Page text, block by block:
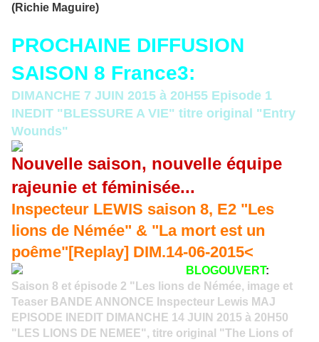
(Richie Maguire)
PROCHAINE DIFFUSION
SAISON 8 France3:
DIMANCHE 7 JUIN 2015 à 20H55 Episode 1
INEDIT "BLESSURE A VIE" titre original "Entry
Wounds"
Nouvelle saison, nouvelle équipe
rajeunie et féminisée...
Inspecteur LEWIS saison 8, E2 "Les
lions de Némée" & "La mort est un
poême"[Replay] DIM.14-06-2015<
BLOGOUVERT:
Saison 8 et épisode 2 "Les lions de Némée, image et
Teaser BANDE ANNONCE Inspecteur Lewis MAJ
EPISODE INEDIT DIMANCHE 14 JUIN 2015 à 20H50
"LES LIONS DE NEMEE", titre original "The Lions of